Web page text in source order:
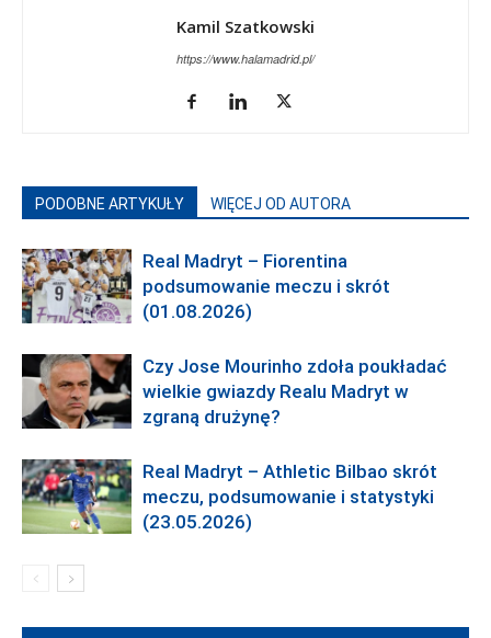
Kamil Szatkowski
https://www.halamadrid.pl/
PODOBNE ARTYKUŁY WIĘCEJ OD AUTORA
Real Madryt – Fiorentina
podsumowanie meczu i skrót
(01.08.2026)
Czy Jose Mourinho zdoła poukładać
wielkie gwiazdy Realu Madryt w
zgraną drużynę?
Real Madryt – Athletic Bilbao skrót
meczu, podsumowanie i statystyki
(23.05.2026)